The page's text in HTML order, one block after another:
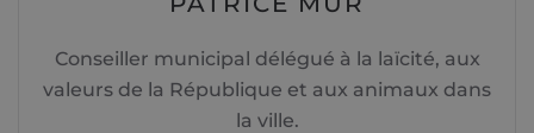
Conseiller municipal délégué à la laïcité, aux
valeurs de la République et aux animaux dans
la ville.